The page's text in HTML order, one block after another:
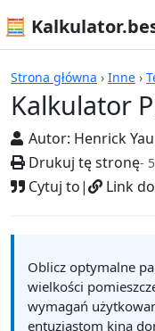
🧮
Strona główna › Inne ›
Kalkulator
Autor: Henrick Yau
Drukuj tę stronę-
Cytuj to| Link
Kalkulatory
Oblicz optymalne
wielkości
wymagań
entuzjastom kina